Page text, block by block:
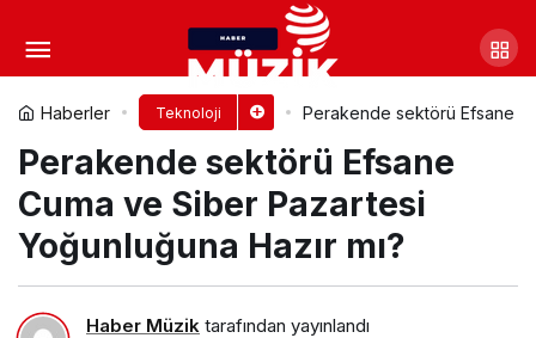
Haberler Teknoloji Perakende sektörü Efsane
Perakende sektörü Efsane
Cuma ve Siber Pazartesi
Yoğunluğuna Hazır mı?
Haber Müzik tarafından yayınlandı
Sürdürülebilir Oyun
Ekonomisi: Gacha Yerini Doğrudan
Ödeme Modellerine Mi Bırakıyor?
Yorum Yap